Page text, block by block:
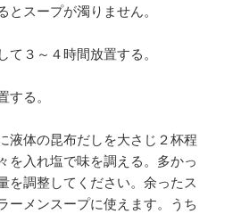
とスープが濁りません。
て３～４時間放置する。
る。
液体の昆布だしを大さじ２杯程
を入れ塩で味を調える。多かっ
を調整してください。余ったス
ーメンスープに使えます。うち